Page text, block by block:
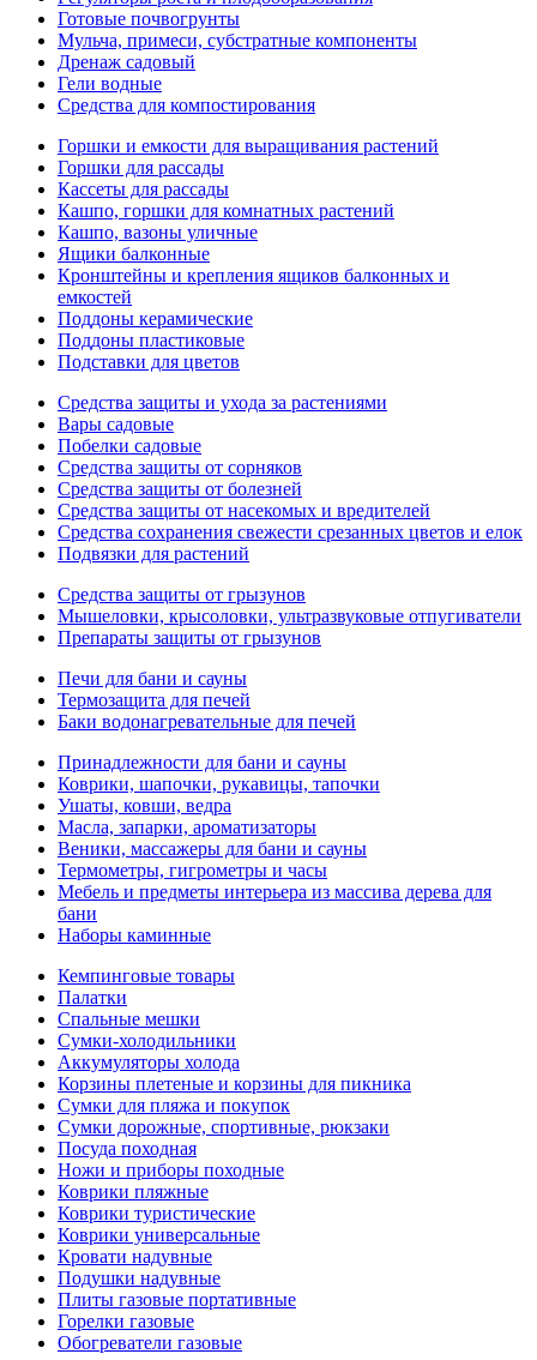
Готовые почвогрунты
Мульча, примеси, субстратные компоненты
Дренаж садовый
Гели водные
Средства для компостирования
Горшки и емкости для выращивания растений
Горшки для рассады
Кассеты для рассады
Кашпо, горшки для комнатных растений
Кашпо, вазоны уличные
Ящики балконные
Кронштейны и крепления ящиков балконных и
емкостей
Поддоны керамические
Поддоны пластиковые
Подставки для цветов
Средства защиты и ухода за растениями
Вары садовые
Побелки садовые
Средства защиты от сорняков
Средства защиты от болезней
Средства защиты от насекомых и вредителей
Средства сохранения свежести срезанных цветов и елок
Подвязки для растений
Средства защиты от грызунов
Мышеловки, крысоловки, ультразвуковые отпугиватели
Препараты защиты от грызунов
Печи для бани и сауны
Термозащита для печей
Баки водонагревательные для печей
Принадлежности для бани и сауны
Коврики, шапочки, рукавицы, тапочки
Ушаты, ковши, ведра
Масла, запарки, ароматизаторы
Веники, массажеры для бани и сауны
Термометры, гигрометры и часы
Мебель и предметы интерьера из массива дерева для
бани
Наборы каминные
Кемпинговые товары
Палатки
Спальные мешки
Сумки-холодильники
Аккумуляторы холода
Корзины плетеные и корзины для пикника
Сумки для пляжа и покупок
Сумки дорожные, спортивные, рюкзаки
Посуда походная
Ножи и приборы походные
Коврики пляжные
Коврики туристические
Коврики универсальные
Кровати надувные
Подушки надувные
Плиты газовые портативные
Горелки газовые
Обогреватели газовые